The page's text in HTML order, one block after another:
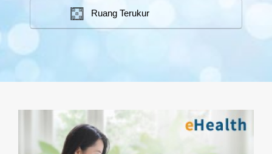
Ruang Terukur